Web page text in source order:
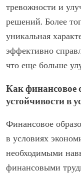
тревожности и
решений. Более
уникальная
эффективно
что еще больше
Как финансовое
устойчивости в
Финансовое
в условиях
необходимыми
финансовыми